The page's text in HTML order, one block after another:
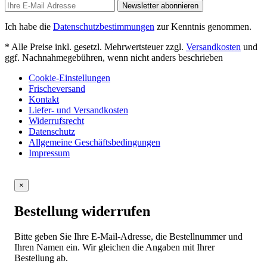
Newsletter abonnieren
Ich habe die Datenschutzbestimmungen zur Kenntnis genommen.
* Alle Preise inkl. gesetzl. Mehrwertsteuer zzgl. Versandkosten und
ggf. Nachnahmegebühren, wenn nicht anders beschrieben
Cookie-Einstellungen
Frischeversand
Kontakt
Liefer- und Versandkosten
Widerrufsrecht
Datenschutz
Allgemeine Geschäftsbedingungen
Impressum
×
Bestellung widerrufen
Bitte geben Sie Ihre E-Mail-Adresse, die Bestellnummer und
Ihren Namen ein. Wir gleichen die Angaben mit Ihrer
Bestellung ab.